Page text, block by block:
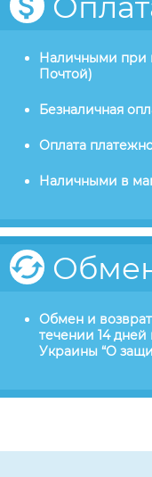
Наличными при
Почтой)
Безналичная
Оплата
Наличными в
Обмен и
течении 14 дней
Украины “О